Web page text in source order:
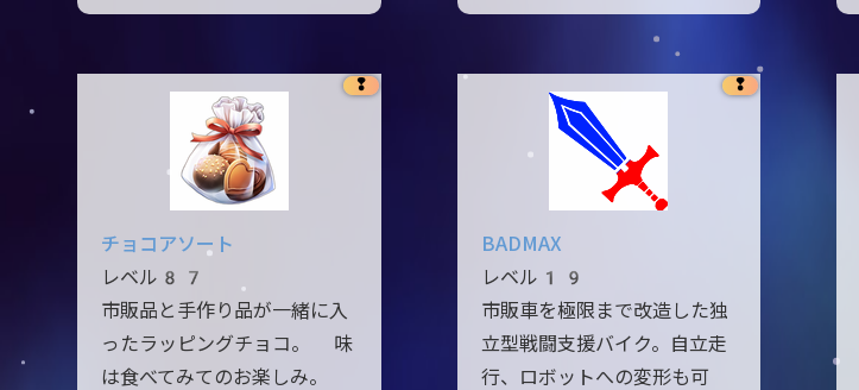
❢
チョコアソート
レベル87
市販品と手作り品が一緒に入
ったラッピングチョコ。 味
は食べてみてのお楽しみ。
❢
BADMAX
レベル19
市販車を極限まで改造した独
立型戦闘支援バイク。自立走
行、ロボットへの変形も可